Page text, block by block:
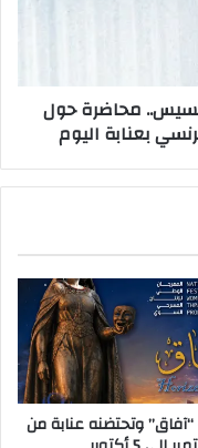
محاضرة حول
بعنابة اليوم
وتحتضنه عنابة من